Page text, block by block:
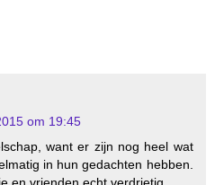
om 19:45
want er zijn nog heel wat
in hun gedachten hebben.
en vrienden echt verdrietig.